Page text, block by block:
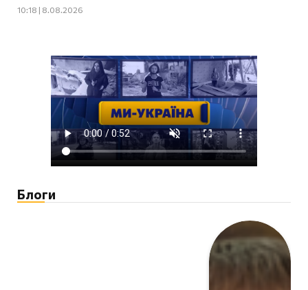
10:18 | 8.08.2026
Блоги